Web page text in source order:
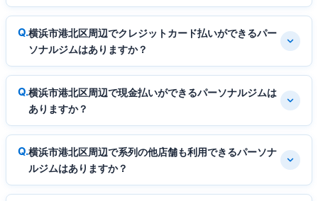
横浜市港北区周辺でクレジットカード払いができるパー
ソナルジムはありますか？
横浜市港北区周辺で現金払いができるパーソナルジムは
ありますか？
横浜市港北区周辺で系列の他店舗も利用できるパーソナ
ルジムはありますか？